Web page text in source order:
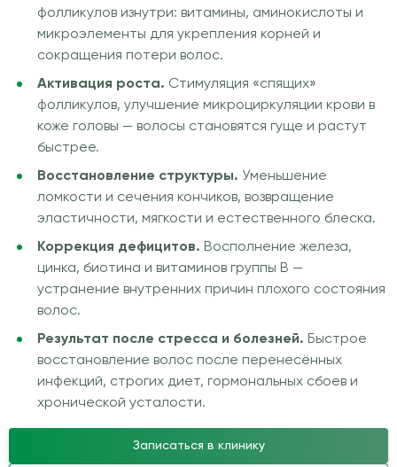
фолликулов изнутри: витамины, аминокислоты и
микроэлементы для укрепления корней и
сокращения потери волос.
Активация роста. Стимуляция «спящих»
фолликулов, улучшение микроциркуляции крови в
коже головы — волосы становятся гуще и растут
быстрее.
Восстановление структуры. Уменьшение
ломкости и сечения кончиков, возвращение
эластичности, мягкости и естественного блеска.
Коррекция дефицитов. Восполнение железа,
цинка, биотина и витаминов группы B —
устранение внутренних причин плохого состояния
волос.
Результат после стресса и болезней. Быстрое
восстановление волос после перенесённых
инфекций, строгих диет, гормональных сбоев и
хронической усталости.
Записаться в клинику